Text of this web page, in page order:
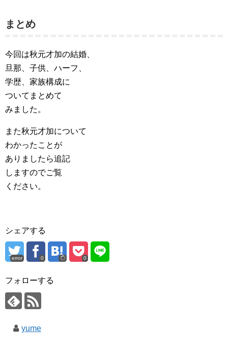
まとめ
今回は秋元才加の結婚、
旦那、子供、ハーフ、
学歴、家族構成に
ついてまとめて
みました。
また秋元才加について
わかったことが
ありましたら追記
しますのでご覧
ください。
シェアする
error 0 0
フォローする
yume